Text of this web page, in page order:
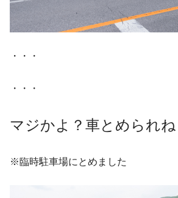
・・・
・・・
マジかよ？車とめられね
※臨時駐車場にとめました